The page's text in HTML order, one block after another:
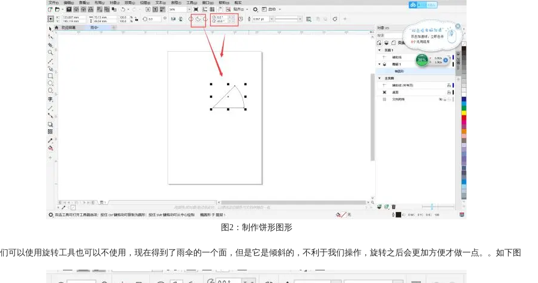
图2：制作饼形图形
可以使用旋转工具也可以不使用，现在得到了雨伞的一个面，但是它是倾斜的，不利于我们操作，旋转之后会更加方便才做一点。。如下图